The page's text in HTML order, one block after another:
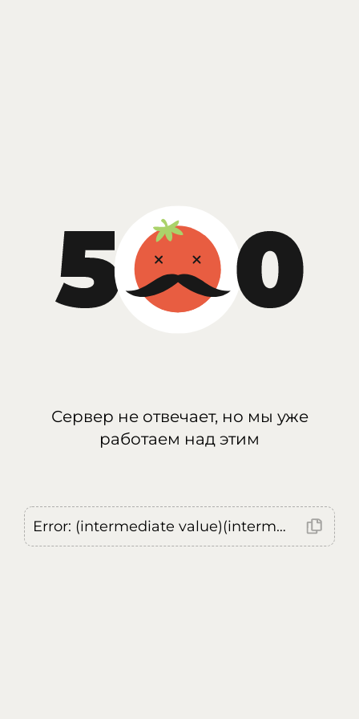
Сервер не отвечает, но мы уже
работаем над этим
Error: (intermediate value)(intermediate value)(intermediate value).replaceAll is not a function